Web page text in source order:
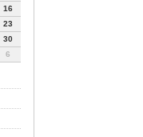
16
23
30
6